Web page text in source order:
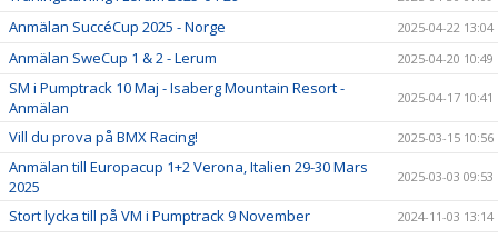
Anmälan SuccéCup 2025 - Norge 2025-04-22 13:04
Anmälan SweCup 1 & 2 - Lerum 2025-04-20 10:49
SM i Pumptrack 10 Maj - Isaberg Mountain Resort -
Anmälan
2025-04-17 10:41
Vill du prova på BMX Racing! 2025-03-15 10:56
Anmälan till Europacup 1+2 Verona, Italien 29-30 Mars
2025
2025-03-03 09:53
Stort lycka till på VM i Pumptrack 9 November 2024-11-03 13:14